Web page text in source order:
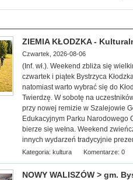
ZIEMIA KŁODZKA -
Czwartek, 2026-08-06
(Inf. wł.). Weekend zbliża się
czwartek i piątek Bystrzyca
natomiast warto wybrać się do
Twierdzę. W sobotę na
przy nowej remizie w Szalejowie
Edukacyjnym Parku Narodowego
bierze się wełna. Weekend
innych wydarzeń tradycyjnie
Kategoria: kultura Komentarze: 0
NOWY WALISZÓW > gm.